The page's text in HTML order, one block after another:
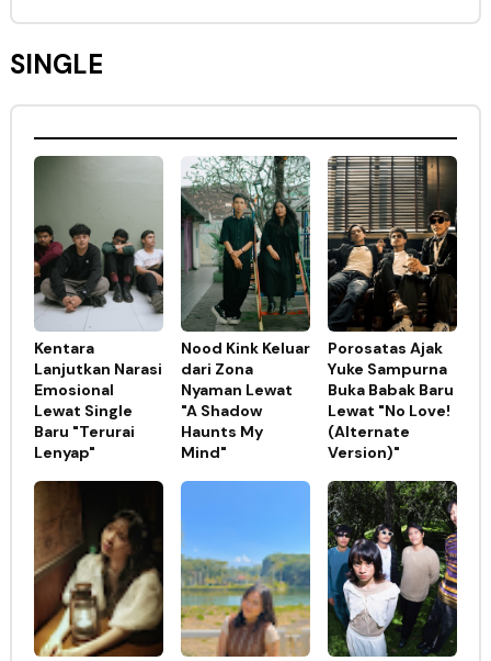
SINGLE
Kentara
Lanjutkan Narasi
Emosional
Lewat Single
Baru "Terurai
Lenyap"
Nood Kink Keluar
dari Zona
Nyaman Lewat
"A Shadow
Haunts My
Mind"
Porosatas Ajak
Yuke Sampurna
Buka Babak Baru
Lewat "No Love!
(Alternate
Version)"